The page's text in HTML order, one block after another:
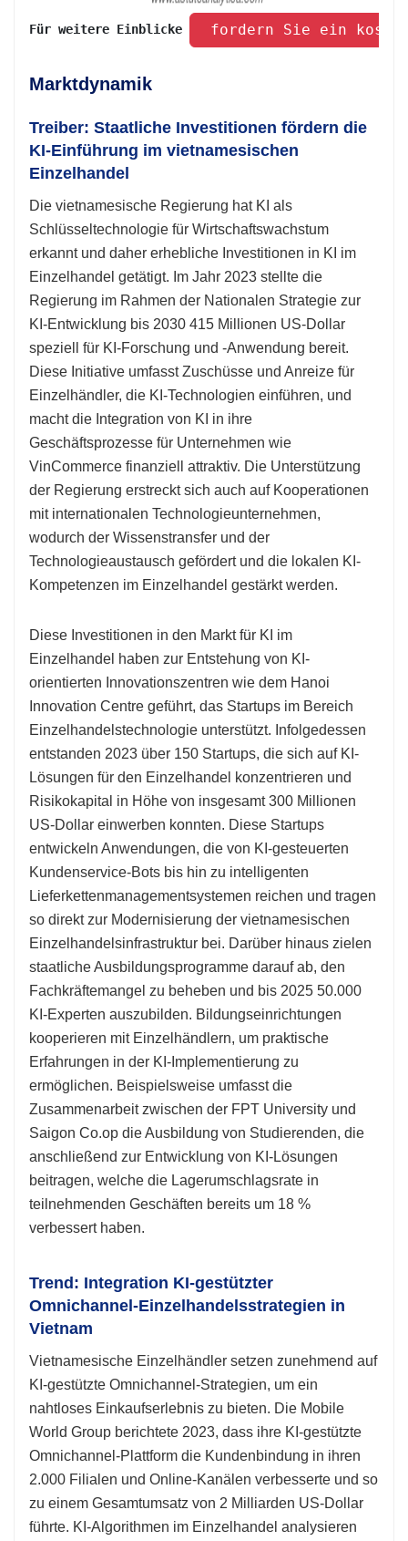
Für weitere Einblicke fordern Sie ein
Marktdynamik
Treiber: Staatliche Investitionen fördern die
KI-Einführung im vietnamesischen
Einzelhandel
Die vietnamesische Regierung hat KI als
Schlüsseltechnologie für Wirtschaftswachstum
erkannt und daher erhebliche Investitionen in KI im
Einzelhandel getätigt. Im Jahr 2023 stellte die
Regierung im Rahmen der Nationalen Strategie zur
KI-Entwicklung bis 2030 415 Millionen US-Dollar
speziell für KI-Forschung und -Anwendung bereit.
Diese Initiative umfasst Zuschüsse und Anreize für
Einzelhändler, die KI-Technologien einführen, und
macht die Integration von KI in ihre
Geschäftsprozesse für Unternehmen wie
VinCommerce finanziell attraktiv. Die Unterstützung
der Regierung erstreckt sich auch auf Kooperationen
mit internationalen Technologieunternehmen,
wodurch der Wissenstransfer und der
Technologieaustausch gefördert und die lokalen KI-
Kompetenzen im Einzelhandel gestärkt werden.
Diese Investitionen in den Markt für KI im
Einzelhandel haben zur Entstehung von KI-
orientierten Innovationszentren wie dem Hanoi
Innovation Centre geführt, das Startups im Bereich
Einzelhandelstechnologie unterstützt. Infolgedessen
entstanden 2023 über 150 Startups, die sich auf KI-
Lösungen für den Einzelhandel konzentrieren und
Risikokapital in Höhe von insgesamt 300 Millionen
US-Dollar einwerben konnten. Diese Startups
entwickeln Anwendungen, die von KI-gesteuerten
Kundenservice-Bots bis hin zu intelligenten
Lieferkettenmanagementsystemen reichen und tragen
so direkt zur Modernisierung der vietnamesischen
Einzelhandelsinfrastruktur bei. Darüber hinaus zielen
staatliche Ausbildungsprogramme darauf ab, den
Fachkräftemangel zu beheben und bis 2025 50.000
KI-Experten auszubilden. Bildungseinrichtungen
kooperieren mit Einzelhändlern, um praktische
Erfahrungen in der KI-Implementierung zu
ermöglichen. Beispielsweise umfasst die
Zusammenarbeit zwischen der FPT University und
Saigon Co.op die Ausbildung von Studierenden, die
anschließend zur Entwicklung von KI-Lösungen
beitragen, welche die Lagerumschlagsrate in
teilnehmenden Geschäften bereits um 18 %
verbessert haben.
Trend: Integration KI-gestützter
Omnichannel-Einzelhandelsstrategien in
Vietnam
Vietnamesische Einzelhändler setzen zunehmend auf
KI-gestützte Omnichannel-Strategien, um ein
nahtloses Einkaufserlebnis zu bieten. Die Mobile
World Group berichtete 2023, dass ihre KI-gestützte
Omnichannel-Plattform die Kundenbindung in ihren
2.000 Filialen und Online-Kanälen verbesserte und so
zu einem Gesamtumsatz von 2 Milliarden US-Dollar
führte. KI-Algorithmen im Einzelhandel analysieren